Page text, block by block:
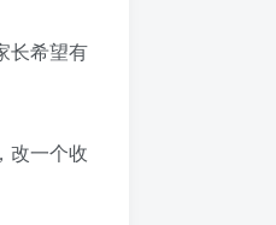
长希望有
改一个收